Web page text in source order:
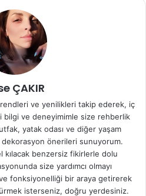
ÇAKIR
ve yenilikleri takip ederek, iç
bilgi ve deneyimimle size rehberlik
yatak odası ve diğer yaşam
dekorasyon önerileri sunuyorum.
kılacak benzersiz fikirlerle dolu
size yardımcı olmayı
fonksiyonelliği bir araya getirerek
isterseniz, doğru yerdesiniz.